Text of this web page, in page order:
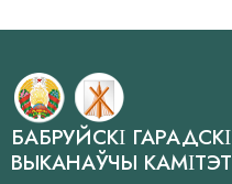
БАБРУЙСКІ ГАРАДСКІ
ВЫКАНАЎЧЫ КАМІТЭТ